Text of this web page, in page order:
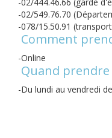
02/549.76.70
078/15.50.91
Comment
Online
Quand prendre
Du lundi au vendredi